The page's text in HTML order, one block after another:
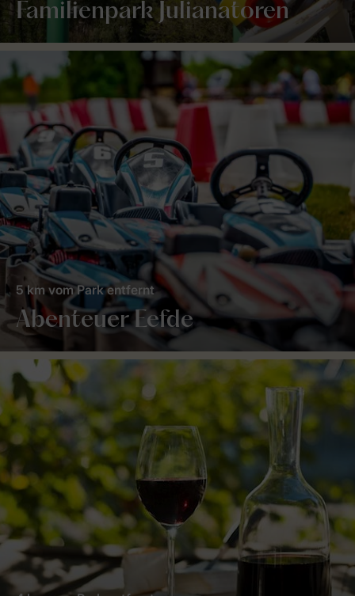
Familienpark Julianatoren
Abenteuer Eefde
5 km vom Park entfernt